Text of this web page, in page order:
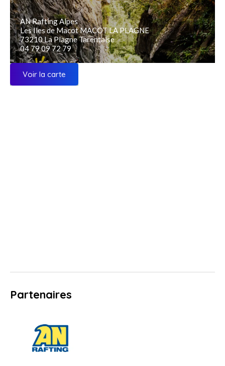
AN Rafting Alpes
Les Iles de Macot MACOT LA PLAGNE
73210 La Plagne Tarentaise
04 79 09 72 79
Voir la carte
Partenaires